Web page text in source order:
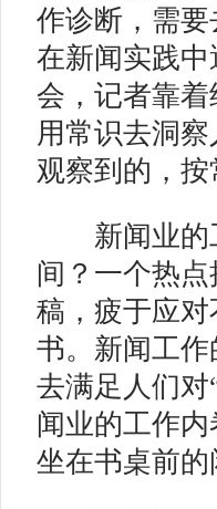
作诊断，需
在新闻实践
会，记者靠
用常识去洞
观察到的，
新闻业的工
间？一个热
稿，疲于应
书。新闻工
去满足人们
闻业的工作
坐在书桌前的